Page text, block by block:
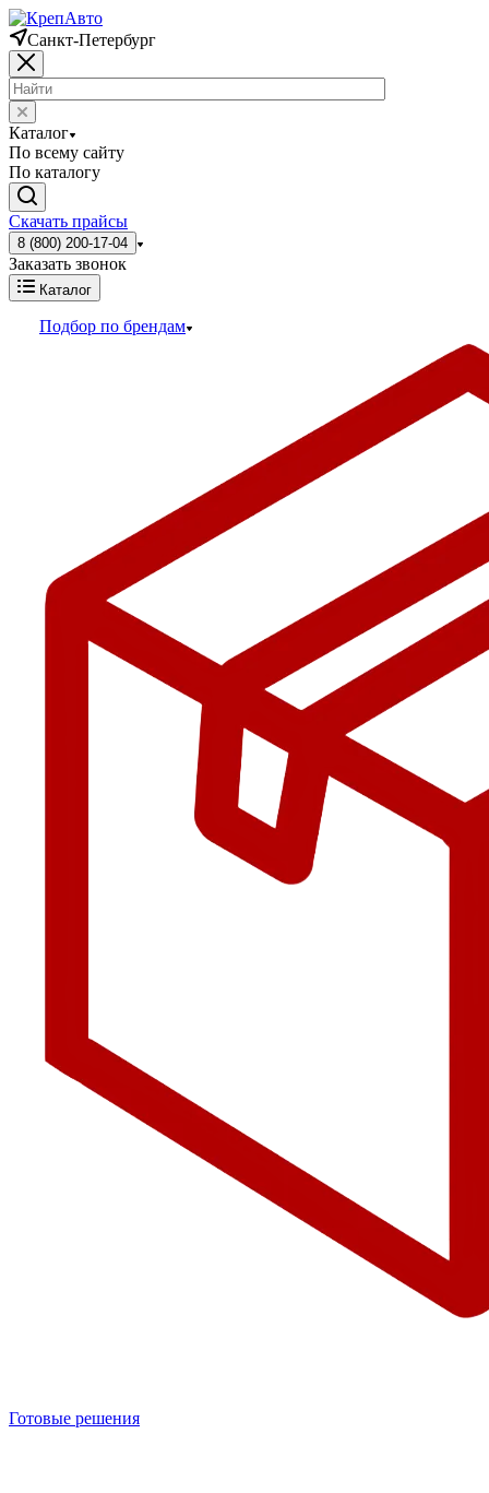
Санкт-Петербург
Каталог
По всему сайту
По каталогу
Скачать прайсы
8 (800) 200-17-04
Заказать звонок
Каталог
Подбор по брендам
Готовые решения